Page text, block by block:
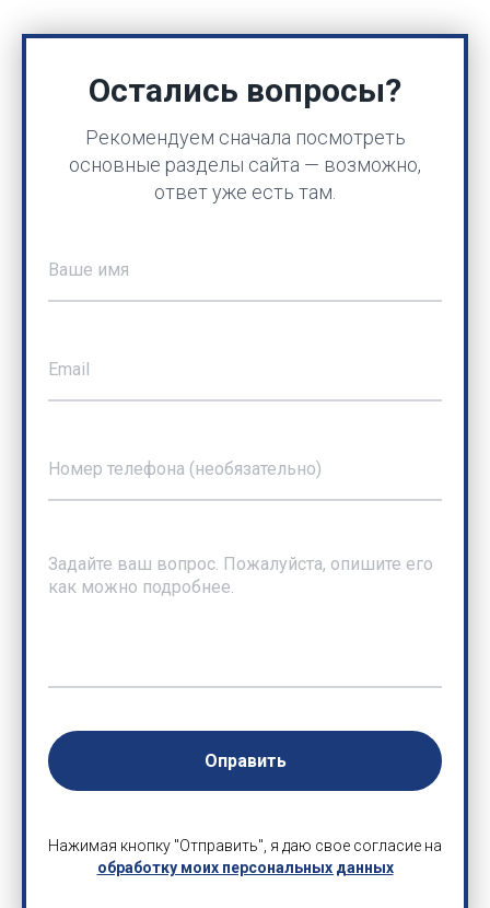
Остались вопросы?
Рекомендуем сначала посмотреть
основные разделы сайта — возможно,
ответ уже есть там.
Оправить
Нажимая кнопку "Отправить", я даю свое согласие на
обработку моих персональных данных